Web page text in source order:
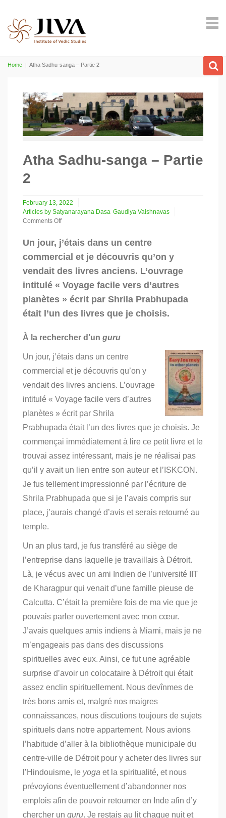
Home | Atha Sadhu-sanga – Partie 2
Atha Sadhu-sanga – Partie
2
February 13, 2022
Articles by Satyanarayana Dasa Gaudiya Vaishnavas
Comments Off
Atha
Sadhu-
sanga
Partie
2
Un jour, j’étais dans un centre
commercial et je découvris qu’on y
vendait des livres anciens. L’ouvrage
intitulé « Voyage facile vers d’autres
planètes » écrit par Shrila Prabhupada
était l’un des livres que je choisis.
À la rechercher d’un guru
Un jour, j’étais dans un centre
commercial et je découvris qu’on y
vendait des livres anciens. L’ouvrage
intitulé « Voyage facile vers d’autres
planètes » écrit par Shrila
Prabhupada était l’un des livres que je choisis. Je
commençai immédiatement à lire ce petit livre et le
trouvai assez intéressant, mais je ne réalisai pas
qu’il y avait un lien entre son auteur et l’ISKCON.
Je fus tellement impressionné par l’écriture de
Shrila Prabhupada que si je l’avais compris sur
place, j’aurais changé d’avis et serais retourné au
temple.
Un an plus tard, je fus transféré au siège de
l’entreprise dans laquelle je travaillais à Détroit.
Là, je vécus avec un ami Indien de l’université IIT
de Kharagpur qui venait d’une famille pieuse de
Calcutta. C’était la première fois de ma vie que je
pouvais parler ouvertement avec mon cœur.
J’avais quelques amis indiens à Miami, mais je ne
m’engageais pas dans des discussions
spirituelles avec eux. Ainsi, ce fut une agréable
surprise d’avoir un colocataire à Détroit qui était
assez enclin spirituellement. Nous devînmes de
très bons amis et, malgré nos maigres
connaissances, nous discutions toujours de sujets
spirituels dans notre appartement. Nous avions
l’habitude d’aller à la bibliothèque municipale du
centre-ville de Détroit pour y acheter des livres sur
l’Hindouisme, le yoga et la spiritualité, et nous
prévoyions éventuellement d’abandonner nos
emplois afin de pouvoir retourner en Inde afin d’y
chercher un guru. Je restais au lit chaque nuit et